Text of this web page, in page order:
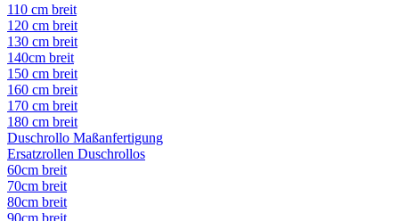
110 cm breit
120 cm breit
130 cm breit
140cm breit
150 cm breit
160 cm breit
170 cm breit
180 cm breit
Duschrollo Maßanfertigung
Ersatzrollen Duschrollos
60cm breit
70cm breit
80cm breit
90cm breit